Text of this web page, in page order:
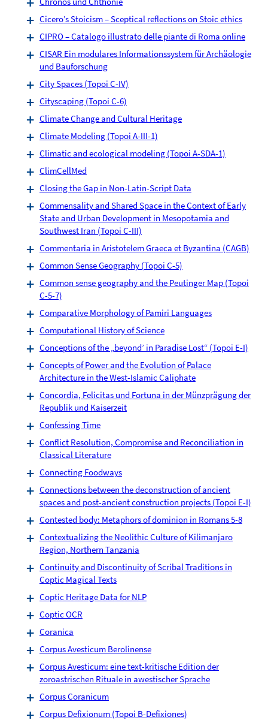
Cicero’s Stoicism – Sceptical reflections on Stoic ethics
CIPRO – Catalogo illustrato delle piante di Roma online
CISAR Ein modulares Informationssystem für Archäologie
und Bauforschung
City Spaces (Topoi C-IV)
Cityscaping (Topoi C-6)
Climate Change and Cultural Heritage
Climate Modeling (Topoi A-III-1)
Climatic and ecological modeling (Topoi A-SDA-1)
ClimCellMed
Closing the Gap in Non-Latin-Script Data
Commensality and Shared Space in the Context of Early
State and Urban Development in Mesopotamia and
Southwest Iran (Topoi C-III)
Commentaria in Aristotelem Graeca et Byzantina (CAGB)
Common Sense Geography (Topoi C-5)
Common sense geography and the Peutinger Map (Topoi
C-5-7)
Comparative Morphology of Pamiri Languages
Computational History of Science
Conceptions of the „beyond’ in Paradise Lost“ (Topoi E-I)
Concepts of Power and the Evolution of Palace
Architecture in the West-Islamic Caliphate
Concordia, Felicitas und Fortuna in der Münzprägung der
Republik und Kaiserzeit
Confessing Time
Conflict Resolution, Compromise and Reconciliation in
Classical Literature
Connecting Foodways
Connections between the deconstruction of ancient
spaces and post-ancient construction projects (Topoi E-I)
Contested body: Metaphors of dominion in Romans 5-8
Contextualizing the Neolithic Culture of Kilimanjaro
Region, Northern Tanzania
Continuity and Discontinuity of Scribal Traditions in
Coptic Magical Texts
Coptic Heritage Data for NLP
Coptic OCR
Coranica
Corpus Avesticum Berolinense
Corpus Avesticum: eine text-kritische Edition der
zoroastrischen Rituale in awestischer Sprache
Corpus Coranicum
Corpus Defixionum (Topoi B-Defixiones)